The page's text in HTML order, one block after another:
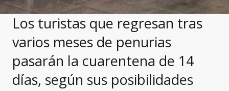
Los turistas que regresan tras
varios meses de penurias
pasarán la cuarentena de 14
días, según sus posibilidades